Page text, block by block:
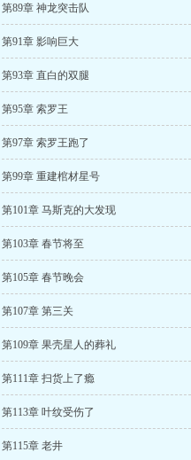
第89章 神龙突击队
第91章 影响巨大
第93章 直白的双腿
第95章 索罗王
第97章 索罗王跑了
第99章 重建棺材星号
第101章 马斯克的大发现
第103章 春节将至
第105章 春节晚会
第107章 第三关
第109章 果壳星人的葬礼
第111章 扫货上了瘾
第113章 叶纹受伤了
第115章 老井